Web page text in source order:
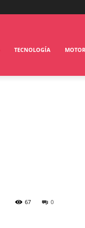
TECNOLOGÍA MOTOR
0
67